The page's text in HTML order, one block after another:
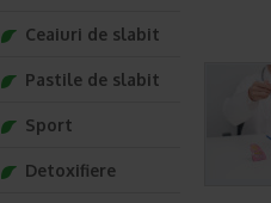
Ceaiuri de slabit
Pastile de slabit
Sport
Detoxifiere